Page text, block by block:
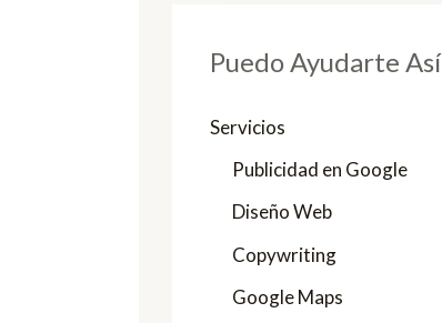
Puedo Ayudarte Así
Servicios
Publicidad en Google
Diseño Web
Copywriting
Google Maps